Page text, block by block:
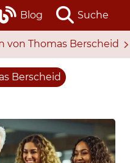
Blog Suche
von Thomas Berscheid
Berscheid